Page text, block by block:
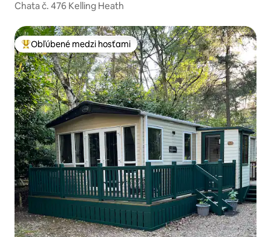
Chata č. 476 Kelling Heath
Najobľúbenejšie medzi hosťami
Obľúbené medzi hosťami